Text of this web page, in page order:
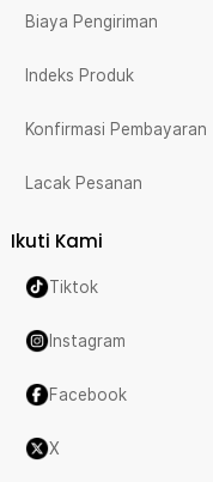
Biaya Pengiriman
Indeks Produk
Konfirmasi Pembayaran
Lacak Pesanan
Ikuti Kami
Tiktok
Instagram
Facebook
X